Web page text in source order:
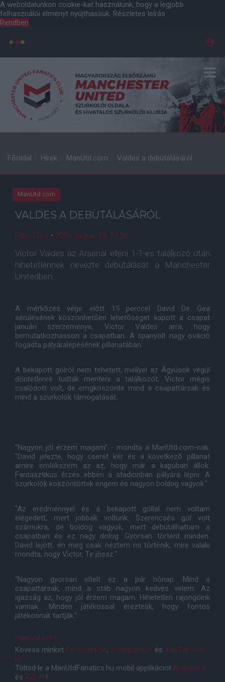
A weboldalunkon cookie-kat használunk, hogy a legjobb
felhasználói élményt nyújthassuk. Részletes leírás
Rendben
Főoldal Hírek ManUtd.com Valdes a debütálásáról
ManUtd.com
VALDES A DEBÜTÁLÁSÁRÓL
Házi Tibor • 2015. május. 18. 15:16
Victor Valdes az Arsenal elleni 1-1-es találkozó után
hihetetlennek nevezte debütálását a Manchester
Unitedben.
A mérkõzés vége elõtt 15 perccel David De Gea
sérülésének köszönhetõen lehetõséget kapott a csapat
januári szerzeménye, Victor Valdes arra, hogy
bemutatkozhasson a csapatban. A spanyolt nagy ováció
fogadta pályáralépésének pillanatában.
A bekapott gólról nem tehetett, mellyel az Ágyúsok végül
döntetlenre tudták menteni a találkozót, Victor mégis
csalódott volt, de emgköszönte mind a csapattársak és
mind a szurkolók támogatását.
"Nagyon jól érzem magam" - mondta a ManUtd.com-nak.
"David jelezte, hogy cserét kér és a következõ pillanat
amire emlékszem az az, hogy már a kapuban állok.
Fantasztikus érzés ebben a stadionban pályára lépni. A
szurkolók köszöntöttek engem és nagyon boldog vagyok."
"Az eredménnyel és a bekapott góllal nem voltam
elégedett, mert jobbak voltunk. Szerencsés gól volt
számukra, de boldog vagyok, mert debütálhattam a
csapatban és ez nagy dolog. Gyorsan történt minden.
David lejött, én meg csak néztem mi történik, mire valaki
mondta, hogy Victor, Te jössz."
"Nagyon gyorsan eltelt ez a pár hónap. Mind a
csapattársak, mind a stáb nagyon kedves velem. Az
igazság az, hogy jól érzem magam. Hihetetlen rajongóink
vannak. Minden játékossal éreztetik, hogy fontos
játékosnak tartják."
manutd.com
Kövess minket Facebookon, Instagramon és YouTube-on
is!
Töltsd le a ManUtdFanatics.hu mobil applikációt Androidra
és iOS-re!